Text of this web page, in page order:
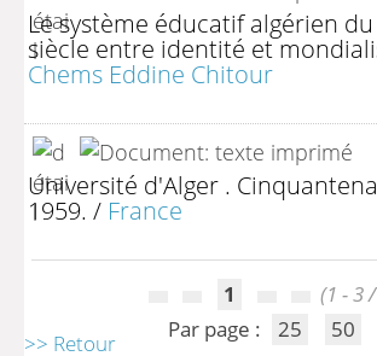
Le système éducatif algérien du
siècle entre identité et
Chems Eddine Chitour
Université d'Alger .
1959. / France